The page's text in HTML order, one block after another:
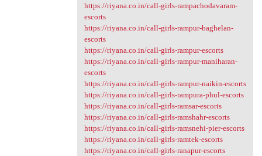
https://riyana.co.in/call-girls-rampachodavaram-
escorts
https://riyana.co.in/call-girls-rampur-baghelan-
escorts
https://riyana.co.in/call-girls-rampur-escorts
https://riyana.co.in/call-girls-rampur-maniharan-
escorts
https://riyana.co.in/call-girls-rampur-naikin-escorts
https://riyana.co.in/call-girls-rampura-phul-escorts
https://riyana.co.in/call-girls-ramsar-escorts
https://riyana.co.in/call-girls-ramshahr-escorts
https://riyana.co.in/call-girls-ramsnehi-pier-escorts
https://riyana.co.in/call-girls-ramtek-escorts
https://riyana.co.in/call-girls-ranapur-escorts